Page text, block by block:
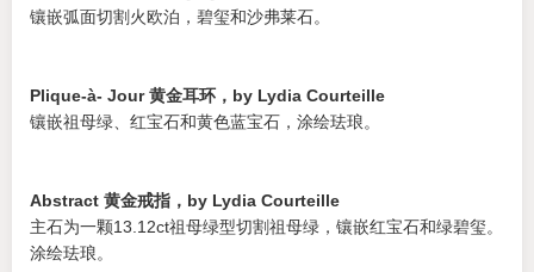
镶嵌弧面切割火欧泊，碧玺和沙弗莱石。
Plique-à- Jour 黄金耳环，by Lydia Courteille
镶嵌祖母绿、红宝石和黄色蓝宝石，涂绘珐琅。
Abstract 黄金戒指，by Lydia Courteille
主石为一颗13.12ct祖母绿型切割祖母绿，镶嵌红宝石和绿碧玺。
涂绘珐琅。